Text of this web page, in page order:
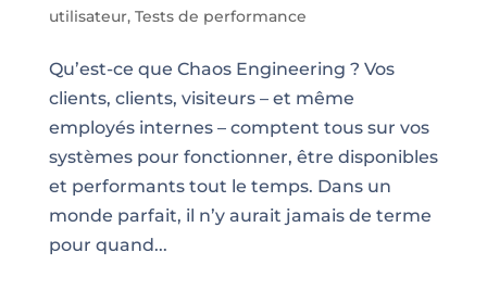
utilisateur, Tests de performance
Qu’est-ce que Chaos Engineering ? Vos
clients, clients, visiteurs – et même
employés internes – comptent tous sur vos
systèmes pour fonctionner, être disponibles
et performants tout le temps. Dans un
monde parfait, il n’y aurait jamais de terme
pour quand...